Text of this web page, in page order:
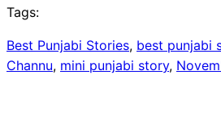
Tags:
Best Punjabi Stories, best punjabi
Channu, mini punjabi story,